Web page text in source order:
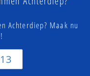
Achterdiep? Maak nu